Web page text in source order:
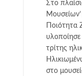
Στο
Ποιότητα
τρίτης
στο